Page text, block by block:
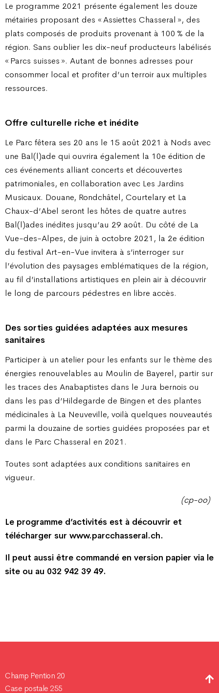
Le programme 2021 présente également les douze
métairies proposant des « Assiettes Chasseral », des
plats composés de produits provenant à 100 % de la
région. Sans oublier les dix-neuf producteurs labélisés
« Parcs suisses ». Autant de bonnes adresses pour
consommer local et profiter d’un terroir aux multiples
ressources.
Offre culturelle riche et inédite
Le Parc fêtera ses 20 ans le 15 août 2021 à Nods avec
une Bal(l)ade qui ouvrira également la 10e édition de
ces événements alliant concerts et découvertes
patrimoniales, en collaboration avec Les Jardins
Musicaux. Douane, Rondchâtel, Courtelary et La
Chaux-d’Abel seront les hôtes de quatre autres
Bal(l)ades inédites jusqu’au 29 août. Du côté de La
Vue-des-Alpes, de juin à octobre 2021, la 2e édition
du festival Art-en-Vue invitera à s’interroger sur
l’évolution des paysages emblématiques de la région,
au fil d’installations artistiques en plein air à découvrir
le long de parcours pédestres en libre accès.
Des sorties guidées adaptées aux mesures
sanitaires
Participer à un atelier pour les enfants sur le thème des
énergies renouvelables au Moulin de Bayerel, partir sur
les traces des Anabaptistes dans le Jura bernois ou
dans les pas d’Hildegarde de Bingen et des plantes
médicinales à La Neuveville, voilà quelques nouveautés
parmi la douzaine de sorties guidées proposées par et
dans le Parc Chasseral en 2021.
Toutes sont adaptées aux conditions sanitaires en
vigueur.
(cp-oo)
Le programme d’activités est à découvrir et
télécharger sur www.parcchasseral.ch.
Il peut aussi être commandé en version papier via le
site ou au 032 942 39 49.
Champ Pention 20
Case postale 255